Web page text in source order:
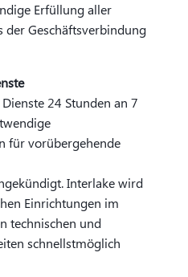
Erfüllung aller
der Geschäftsverbindung
24 Stunden an 7
für vorübergehende
Interlake wird
Einrichtungen im
technischen und
schnellstmöglich